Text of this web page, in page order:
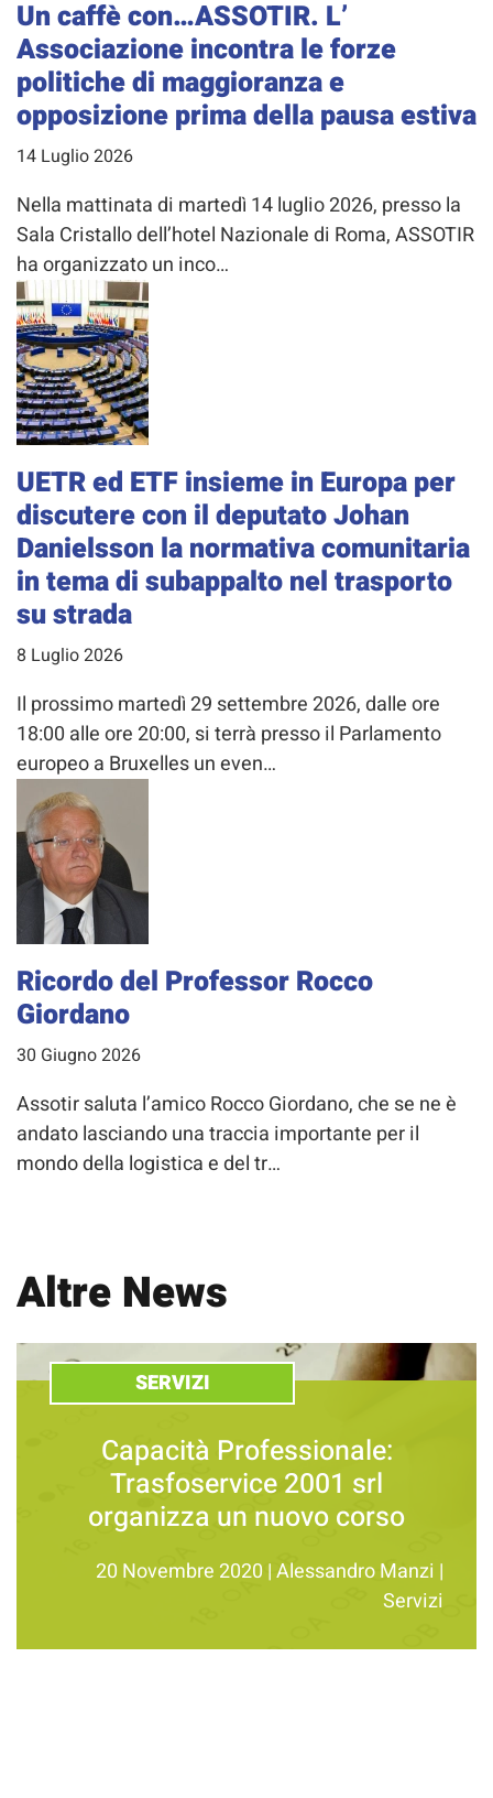
Un caffè con…ASSOTIR. L’
Associazione incontra le forze
politiche di maggioranza e
opposizione prima della pausa estiva
14 Luglio 2026
Nella mattinata di martedì 14 luglio 2026, presso la
Sala Cristallo dell’hotel Nazionale di Roma, ASSOTIR
ha organizzato un inco…
UETR ed ETF insieme in Europa per
discutere con il deputato Johan
Danielsson la normativa comunitaria
in tema di subappalto nel trasporto
su strada
8 Luglio 2026
Il prossimo martedì 29 settembre 2026, dalle ore
18:00 alle ore 20:00, si terrà presso il Parlamento
europeo a Bruxelles un even…
Ricordo del Professor Rocco
Giordano
30 Giugno 2026
Assotir saluta l’amico Rocco Giordano, che se ne è
andato lasciando una traccia importante per il
mondo della logistica e del tr…
Altre News
SERVIZI
Capacità Professionale:
Trasfoservice 2001 srl
organizza un nuovo corso
20 Novembre 2020 |Alessandro Manzi |
Servizi